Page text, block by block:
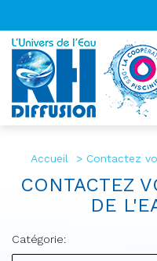
Accueil Contactez
CONTACTEZ
DE
Catégorie: